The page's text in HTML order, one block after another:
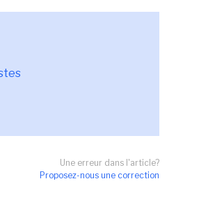
Une erreur dans l'article?
Proposez-nous une correction